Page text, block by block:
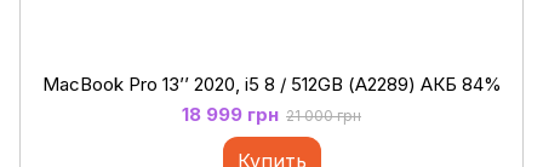
MacBook Pro 13’’ 2020, i5 8 / 512GB (А2289) АКБ 84%
18 999 грн 21 000 грн
Купить